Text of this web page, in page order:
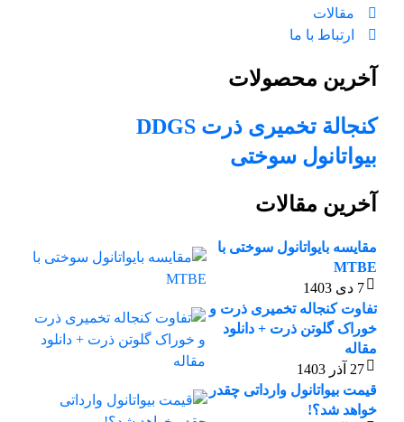
مقالات
ارتباط با ما
آخرین محصولات
کنجالة تخمیری ذرت DDGS
بیواتانول سوختی
آخرین مقالات
مقایسه بایواتانول سوختی با
MTBE
7 دی 1403
تفاوت کنجاله تخمیری ذرت و
خوراک گلوتن ذرت + دانلود
مقاله
27 آذر 1403
قیمت بیواتانول وارداتی چقدر
خواهد شد؟!